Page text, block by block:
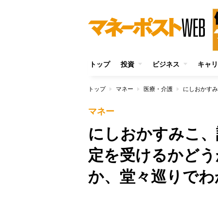
トップ 投資 ビジネス キャ
トップ マネー 医療・介護
マネー
にしおかすみこ
定を受けるかど
か、堂々巡りでわ